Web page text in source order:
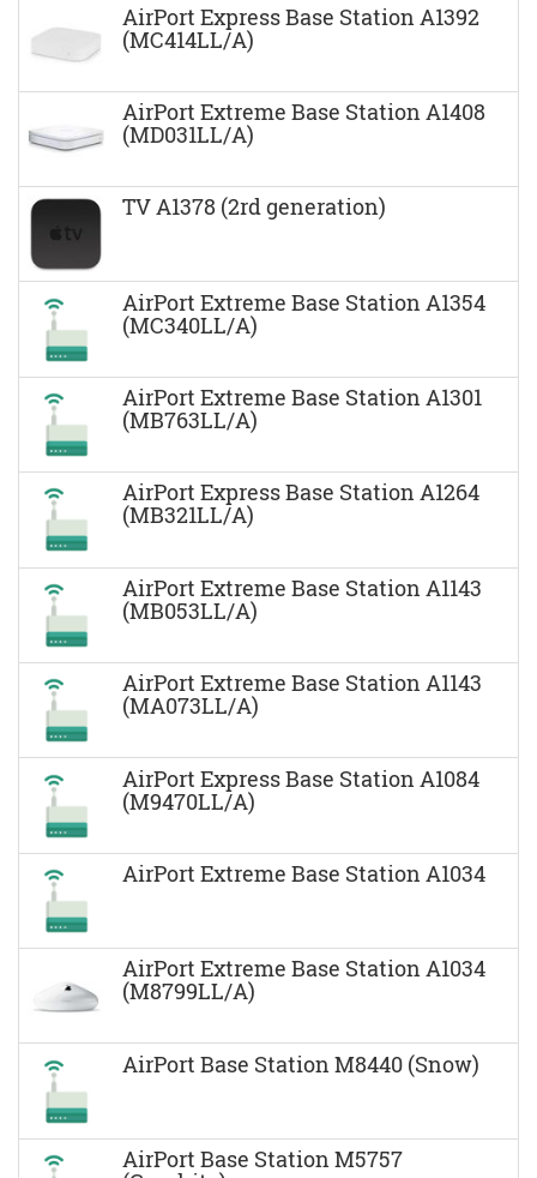
AirPort Express Base Station A1392
(MC414LL/A)
AirPort Extreme Base Station A1408
(MD031LL/A)
TV A1378 (2rd generation)
AirPort Extreme Base Station A1354
(MC340LL/A)
AirPort Extreme Base Station A1301
(MB763LL/A)
AirPort Express Base Station A1264
(MB321LL/A)
AirPort Extreme Base Station A1143
(MB053LL/A)
AirPort Extreme Base Station A1143
(MA073LL/A)
AirPort Express Base Station A1084
(M9470LL/A)
AirPort Extreme Base Station A1034
AirPort Extreme Base Station A1034
(M8799LL/A)
AirPort Base Station M8440 (Snow)
AirPort Base Station M5757